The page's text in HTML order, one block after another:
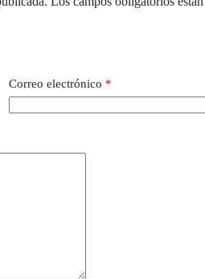
Correo electrónico *